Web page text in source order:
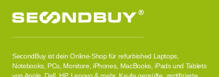
SecondBuy ist dein Online-Shop für refurbished Laptops,
Notebooks, PCs, Monitore, iPhones, MacBooks, iPads und Tablets